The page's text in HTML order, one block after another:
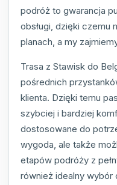
podróż to gwarancja
obsługi, dzięki czemu
planach, a my
Trasa z Stawisk do
pośrednich
klienta. Dzięki temu
szybciej i bardziej
dostosowane do
wygoda, ale także
etapów podróży z
również idealny wybór